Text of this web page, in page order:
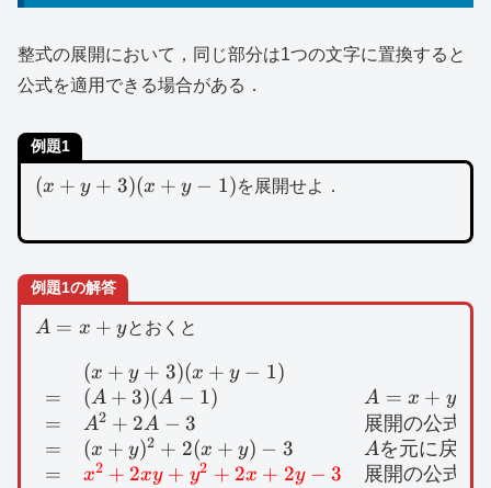
整式の展開において，同じ部分は1つの文字に置換すると
公式を適用できる場合がある．
例題1
(x+y+3)
(x + y + 3)(x + y − 1)を展開せよ．
例題1の解答
A=x+y
A = x + yとおくと
=
=
=
=
(x + y + 3)(x + y − 1)
(A + 3)(A − 1)
A2 + 2A − 3
(x + y)2 + 2(x + y) − 3
x2 + 2xy + y2 + 2x + 2y − 3
A = x + y
展開の公式
Aを元に戻す
展開の公式